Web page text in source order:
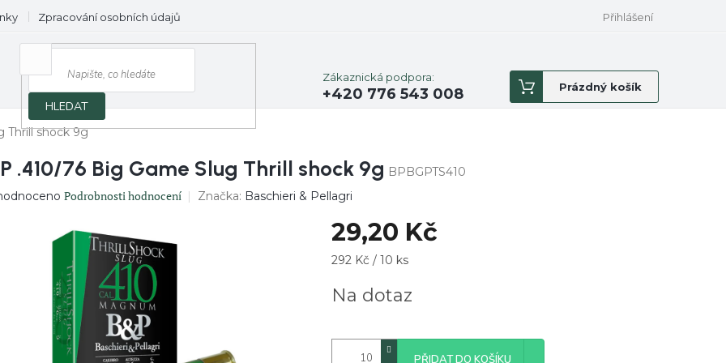
Zpracování osobních údajů Přihlášení
HLEDAT
Zákaznická podpora:
+420 776 543 008
Nákupní
košík
Prázdný košík
Thrill shock 9g
.410/76 Big Game Slug Thrill shock 9g BPBGPTS410
Podrobnosti hodnocení Značka: Baschieri & Pellagri
29,20 Kč
Měrná
292 Kč / 10 ks
Na dotaz
PŘIDAT DO KOŠÍKU